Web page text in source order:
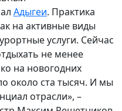
Адыгеи. Практика
на активные виды
услуги. Сейчас
не менее
на новогодних
около ста тысяч. И мы
отрасли», –